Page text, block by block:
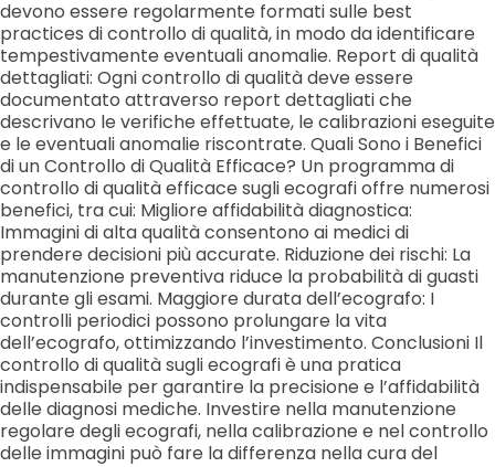
devono essere regolarmente formati sulle best
practices di controllo di qualità, in modo da identificare
tempestivamente eventuali anomalie. Report di qualità
dettagliati: Ogni controllo di qualità deve essere
documentato attraverso report dettagliati che
descrivano le verifiche effettuate, le calibrazioni eseguite
e le eventuali anomalie riscontrate. Quali Sono i Benefici
di un Controllo di Qualità Efficace? Un programma di
controllo di qualità efficace sugli ecografi offre numerosi
benefici, tra cui: Migliore affidabilità diagnostica:
Immagini di alta qualità consentono ai medici di
prendere decisioni più accurate. Riduzione dei rischi: La
manutenzione preventiva riduce la probabilità di guasti
durante gli esami. Maggiore durata dell’ecografo: I
controlli periodici possono prolungare la vita
dell’ecografo, ottimizzando l’investimento. Conclusioni Il
controllo di qualità sugli ecografi è una pratica
indispensabile per garantire la precisione e l’affidabilità
delle diagnosi mediche. Investire nella manutenzione
regolare degli ecografi, nella calibrazione e nel controllo
delle immagini può fare la differenza nella cura del